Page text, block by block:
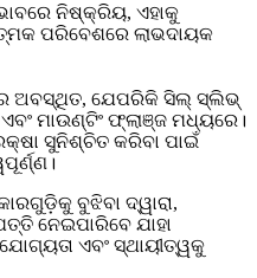
ନିଷ୍କ୍ରିୟ, ଏହାକୁ
ପରିବେଶରେ ଲାଭଦାୟକ
ଅବସ୍ଥିତ, ଯେପରିକି ସିଲ୍ ସ୍ଲିଭ୍
ମାଉଣ୍ଟିଂ ଫ୍ଲାଞ୍ଜ ମଧ୍ୟରେ।
ସୁନିଶ୍ଚିତ କରିବା ପାଇଁ
ବୁଝିବା ଦ୍ୱାରା,
ନେଇପାରିବେ ଯାହା
ଏବଂ ସ୍ଥାୟୀତ୍ୱକୁ